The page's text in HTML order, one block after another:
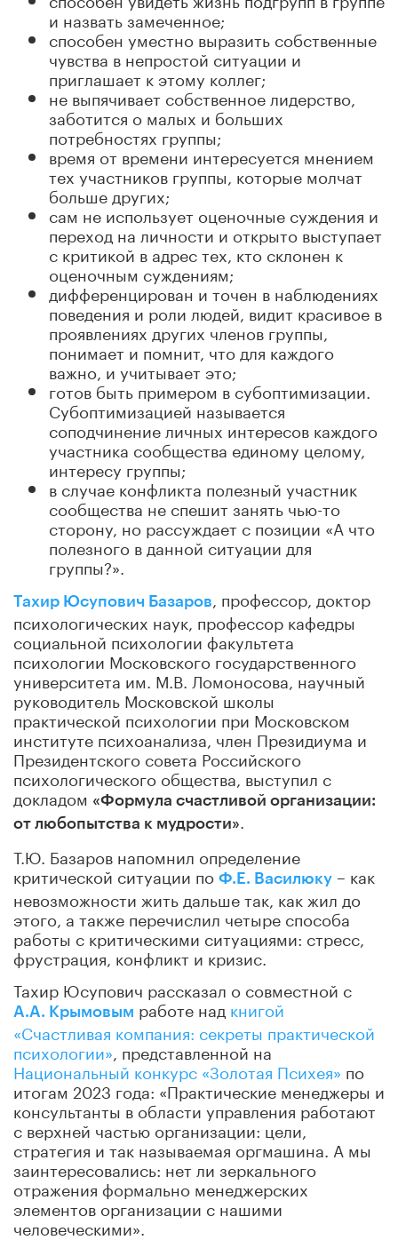
и назвать замеченное;
способен уместно выразить собственные
чувства в непростой ситуации и
приглашает к этому коллег;
не выпячивает собственное лидерство,
заботится о малых и больших
потребностях группы;
время от времени интересуется мнением
тех участников группы, которые молчат
больше других;
сам не использует оценочные суждения и
переход на личности и открыто выступает
с критикой в адрес тех, кто склонен к
оценочным суждениям;
дифференцирован и точен в наблюдениях
поведения и роли людей, видит красивое в
проявлениях других членов группы,
понимает и помнит, что для каждого
важно, и учитывает это;
готов быть примером в субоптимизации.
Субоптимизацией называется
соподчинение личных интересов каждого
участника сообщества единому целому,
интересу группы;
в случае конфликта полезный участник
сообщества не спешит занять чью-то
сторону, но рассуждает с позиции «А что
полезного в данной ситуации для
группы?».
Тахир Юсупович Базаров
, профессор, доктор
психологических наук, профессор кафедры
социальной психологии факультета
психологии Московского государственного
университета им. М.В. Ломоносова, научный
руководитель Московской школы
практической психологии при Московском
институте психоанализа, член Президиума и
Президентского совета Российского
психологического общества, выступил с
докладом «Формула счастливой организации:
от любопытства к мудрости»
Т.Ю. Базаров напомнил определение
критической ситуации по Ф.Е. Василюку – как
невозможности жить дальше так, как жил до
этого, а также перечислил четыре способа
работы с критическими ситуациями: стресс,
фрустрация, конфликт и кризис.
Тахир Юсупович рассказал о совместной с
А.А. Крымовым работе над книгой
«Счастливая компания: секреты практической
психологии» , представленной на
Национальный конкурс «Золотая Психея» по
итогам 2023 года: «Практические менеджеры и
консультанты в области управления работают
с верхней частью организации: цели,
стратегия и так называемая оргмашина. А мы
заинтересовались: нет ли зеркального
отражения формально менеджерских
элементов организации с нашими
человеческими».